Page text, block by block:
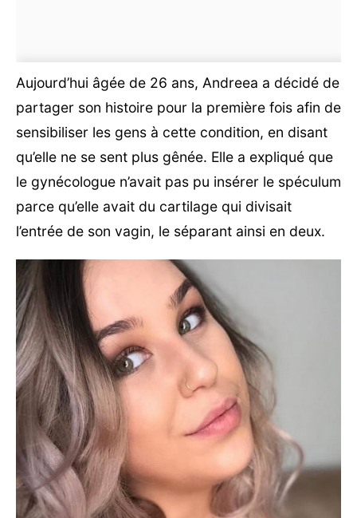
Aujourd’hui âgée de 26 ans, Andreea a décidé de
partager son histoire pour la première fois afin de
sensibiliser les gens à cette condition, en disant
qu’elle ne se sent plus gênée. Elle a expliqué que
le gynécologue n’avait pas pu insérer le spéculum
parce qu’elle avait du cartilage qui divisait
l’entrée de son vagin, le séparant ainsi en deux.